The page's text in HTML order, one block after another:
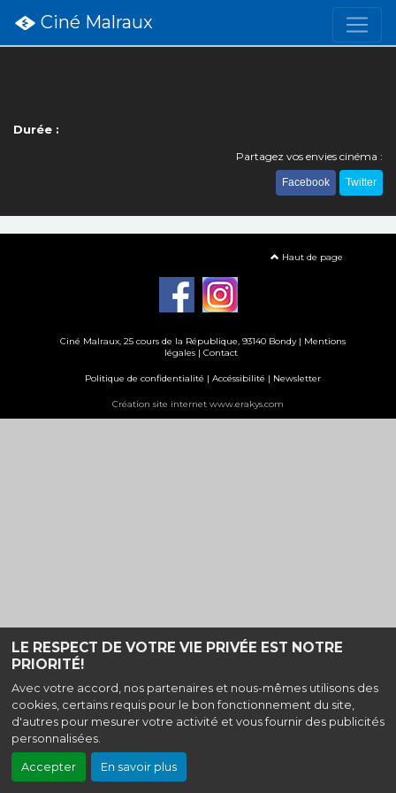
LE RESPECT DE VOTRE VIE PRIVÉE EST NOTRE
PRIORITÉ!
Avec votre accord, nos partenaires et nous-mêmes utilisons des
cookies, certains requis pour le bon fonctionnement du site,
d'autres pour mesurer votre activité et vous fournir des publicités
personnalisées.
Accepter En savoir plus
Ciné Malraux
Durée :
Partagez vos envies cinéma :
Facebook Twitter
Haut de page
Ciné Malraux, 25 cours de la République, 93140 Bondy | Mentions
légales | Contact
Politique de confidentialité | Accéssibilité | Newsletter
Création site internet www.erakys.com